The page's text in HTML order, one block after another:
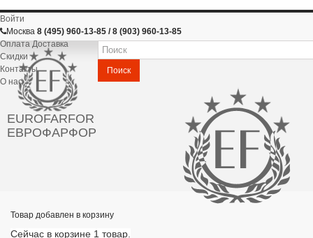
Войти
Москва 8 (495) 960-13-85 / 8 (903) 960-13-85
Оплата Доставка
Скидки
Контакты
О нас
EUROFARFOR
ЕВРОФАРФОР
Поиск
Товар добавлен в корзину
Сейчас в корзине 1 товар.